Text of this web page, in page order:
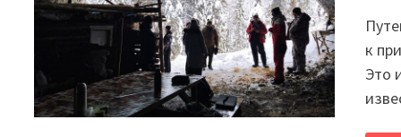
к
Это